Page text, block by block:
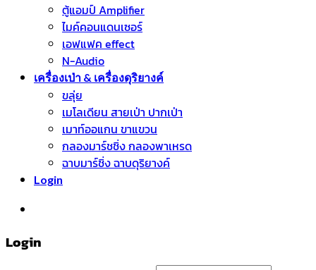
ตู้แอมป์ Amplifier
ไมค์คอนแดนเซอร์
เอฟแฟค effect
N-Audio
เครื่องเป่า & เครื่องดุริยางค์
ขลุ่ย
เมโลเดียน สายเป่า ปากเป่า
เมาท์ออแกน ขาแขวน
กลองมาร์ชชิ่ง กลองพาเหรด
ฉาบมาร์ชิ่ง ฉาบดุริยางค์
Login
Login